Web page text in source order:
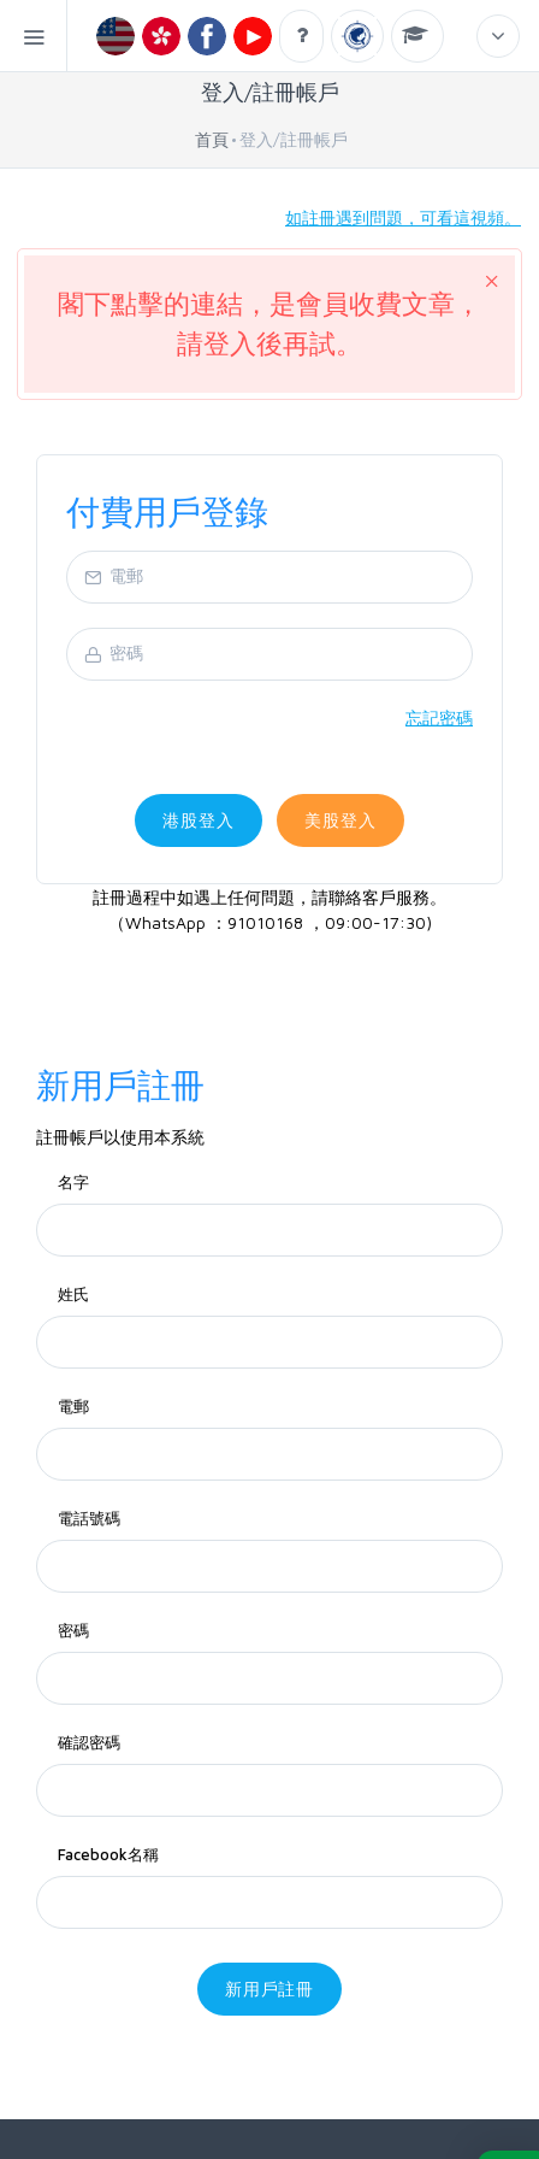
登入/註冊帳戶
首頁 登入/註冊帳戶
如註冊遇到問題，可看這視頻。
閣下點擊的連結，是會員收費文章，
請登入後再試。
付費用戶登錄
忘記密碼
港股登入 美股登入
註冊過程中如遇上任何問題，請聯絡客戶服務。
（WhatsApp ：91010168 ，09:00-17:30)
新用戶註冊
註冊帳戶以使用本系統
名字
姓氏
電郵
電話號碼
密碼
確認密碼
Facebook名稱
新用戶註冊